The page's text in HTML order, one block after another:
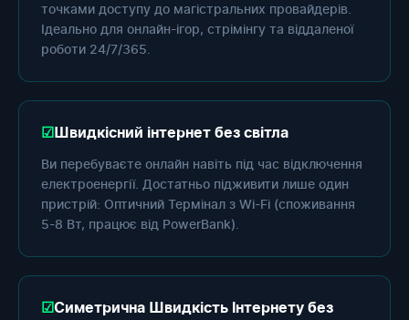
точками доступу до магістральних провайдерів.
Ідеально для онлайн-ігор, стрімінгу та віддаленої
роботи 24/7/365.
Швидкісний інтернет без світла
Ви перебуваєте онлайн навіть під час відключення
електроенергії. Достатньо підживити лише один
пристрій: Оптичний Термінал з Wi-Fi (споживання
5-8 Вт, працює від PowerBank).
Симетрична Швидкість Інтернету без